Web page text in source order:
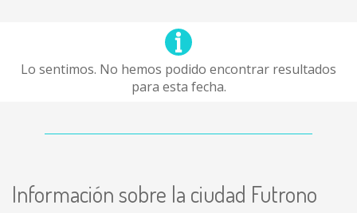
Lo sentimos. No hemos podido encontrar resultados
para esta fecha.
Información sobre la ciudad Futrono